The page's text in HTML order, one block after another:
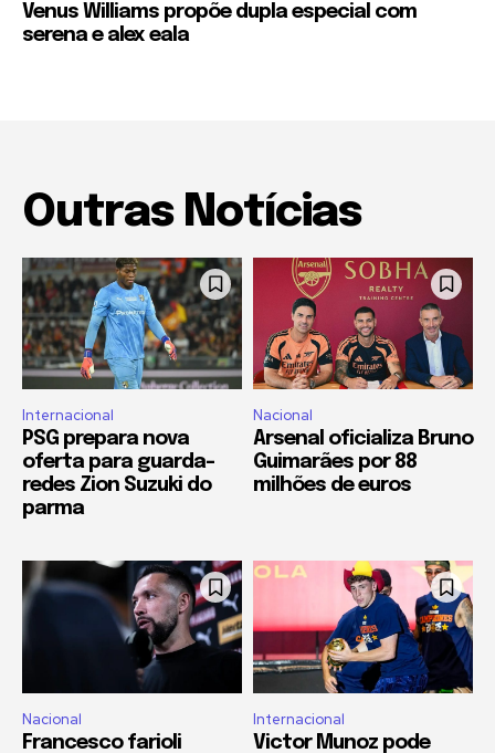
Venus Williams propõe dupla especial com
serena e alex eala
Outras Notícias
Internacional
PSG prepara nova
oferta para guarda-
redes Zion Suzuki do
parma
Nacional
Arsenal oficializa Bruno
Guimarães por 88
milhões de euros
Nacional
Francesco farioli
Internacional
Victor Munoz pode